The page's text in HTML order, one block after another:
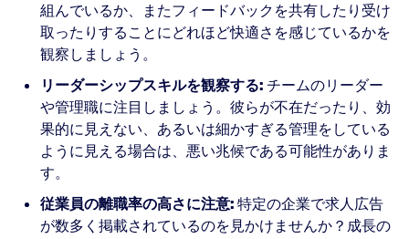
組んでいるか、またフィードバックを共有したり受け
取ったりすることにどれほど快適さを感じているかを
観察しましょう。
リーダーシップスキルを観察する:チームのリーダー
や管理職に注目しましょう。彼らが不在だったり、効
果的に見えない、あるいは細かすぎる管理をしている
ように見える場合は、悪い兆候である可能性がありま
す。
従業員の離職率の高さに注意:特定の企業で求人広告
が数多く掲載されているのを見かけませんか？成長の